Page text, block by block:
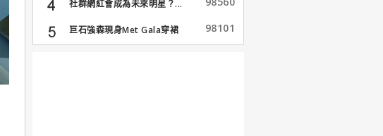
社群網紅會成為未來明星？...
巨石強森現身Met Gala穿裙
子...
98101